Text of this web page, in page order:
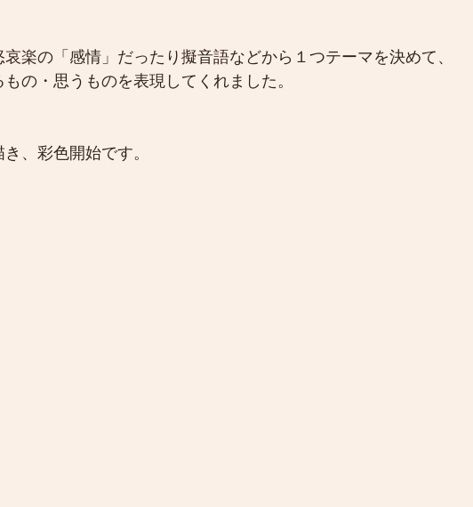
楽の「感情」だったり擬音語などから１つテーマを決めて、
の・思うものを表現してくれました。
、彩色開始です。